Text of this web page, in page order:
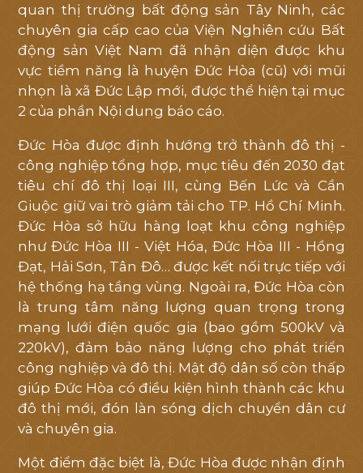
quan thị trường bất động sản Tây Ninh, các
chuyên gia cấp cao của Viện Nghiên cứu Bất
động sản Việt Nam đã nhận diện được khu
vực tiềm năng là huyện Đức Hòa (cũ) với mũi
nhọn là xã Đức Lập mới, được thể hiện tại mục
2 của phần Nội dung báo cáo.
Đức Hòa được định hướng trở thành đô thị -
công nghiệp tổng hợp, mục tiêu đến 2030 đạt
tiêu chí đô thị loại III, cùng Bến Lức và Cần
Giuộc giữ vai trò giảm tải cho TP. Hồ Chí Minh.
Đức Hòa sở hữu hàng loạt khu công nghiệp
như Đức Hòa III - Việt Hóa, Đức Hòa III - Hồng
Đạt, Hải Sơn, Tân Đô… được kết nối trực tiếp với
hệ thống hạ tầng vùng. Ngoài ra, Đức Hòa còn
là trung tâm năng lượng quan trọng trong
mạng lưới điện quốc gia (bao gồm 500kV và
220kV), đảm bảo năng lượng cho phát triển
công nghiệp và đô thị. Mật độ dân số còn thấp
giúp Đức Hòa có điều kiện hình thành các khu
đô thị mới, đón làn sóng dịch chuyển dân cư
và chuyên gia.
Một điểm đặc biệt là, Đức Hòa được nhận định